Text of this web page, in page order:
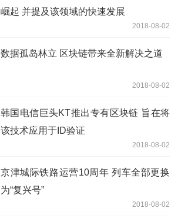
崛起 并提及该领域的快速发展
2018-08-02
数据孤岛林立 区块链带来全新解决之道
2018-08-02
韩国电信巨头KT推出专有区块链 旨在将
该技术应用于ID验证
2018-08-02
京津城际铁路运营10周年 列车全部更换
为“复兴号”
2018-08-02